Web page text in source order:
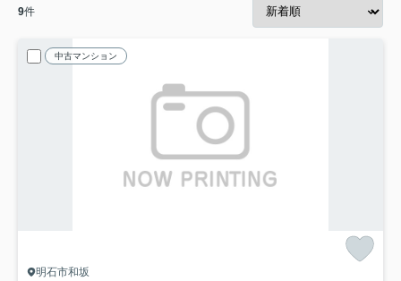
9件
中古マンション
明石市和坂